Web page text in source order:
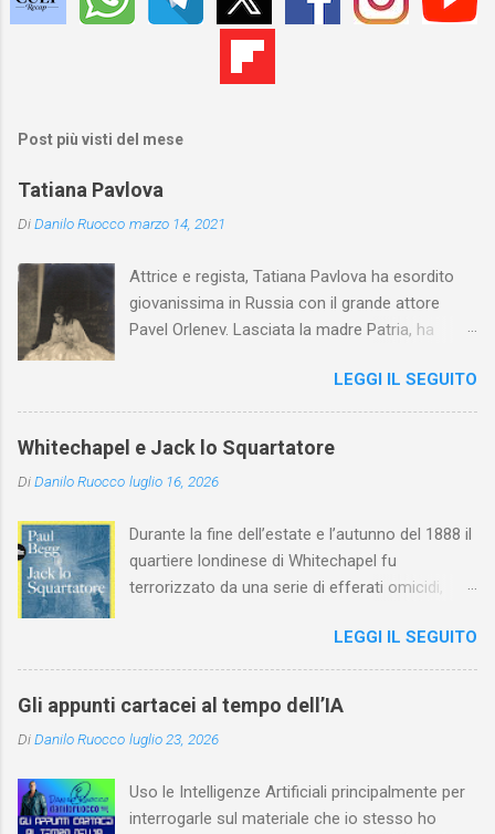
Post più visti del mese
Tatiana Pavlova
DiDanilo Ruocco marzo 14, 2021
Attrice e regista, Tatiana Pavlova ha esordito
giovanissima in Russia con il grande attore
Pavel Orlenev. Lasciata la madre Patria, ha
l'arte della Pavlova ha raggiunto la piena
maturità ed è stata in grado di rinnovare
profondamente l'attardato mondo teatrale
LEGGI IL SEGUITO
Whitechapel e Jack lo Squartatore
DiDanilo Ruocco luglio 16, 2026
Durante la fine dell’estate e l’autunno del 1888 il
quartiere londinese di Whitechapel fu
terrorizzato da una serie di efferati omicidi,
assassino ribattezzato Jack lo Squartatore la
cui identità, tutt’oggi, resta ignota. Paul Begg in
Jack lo Squartatore: la vera storia , edito da
Utet, ricostruisce non solo i cinque omicidi
“canonicamente” addebitati a Jack lo
capitoli, soprattutto) a ricostruire la storia di
Whitechapel e del East End e a ricapitolare le
LEGGI IL SEGUITO
Gli appunti cartacei al tempo dell’IA
DiDanilo Ruocco luglio 23, 2026
Uso le Intelligenze Artificiali principalmente per
interrogarle sul materiale che io stesso ho